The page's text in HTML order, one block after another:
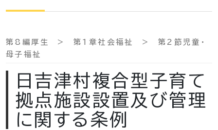
第8編厚生 > 第1章社会福祉 > 第2節児童・
母子福祉
日吉津村複合型子育て
拠点施設設置及び管理
に関する条例